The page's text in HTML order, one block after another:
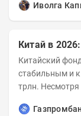
Иволга
Китай в
Китайский
стабильным и к
трлн. Несмотря